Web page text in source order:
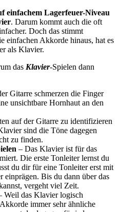
einfachem Lagerfeuer-Niveau
. Darum kommt auch die oft
Doch das stimmt
einfachen Akkorde hinaus, hat es
als Klavier.
das Klavier-Spielen dann
Gitarre schmerzen die Finger
unsichtbare Hornhaut an den
auf der Gitarre zu identifizieren
sind die Töne dagegen
zu finden.
– Das Klavier ist für das
Die erste Tonleiter lernst du
du dir für eine Tonleiter erst mit
einprägen. Bis du dann über das
vergeht viel Zeit.
Weil das Klavier logisch
immer sehr ähnliche